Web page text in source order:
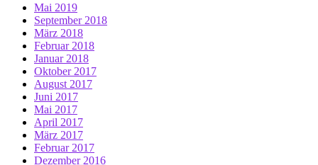
Mai 2019
September 2018
März 2018
Februar 2018
Januar 2018
Oktober 2017
August 2017
Juni 2017
Mai 2017
April 2017
März 2017
Februar 2017
Dezember 2016